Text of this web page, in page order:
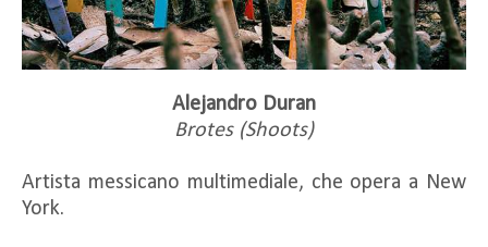
Alejandro Duran
Brotes (Shoots)
Artista messicano multimediale, che opera a New
York.